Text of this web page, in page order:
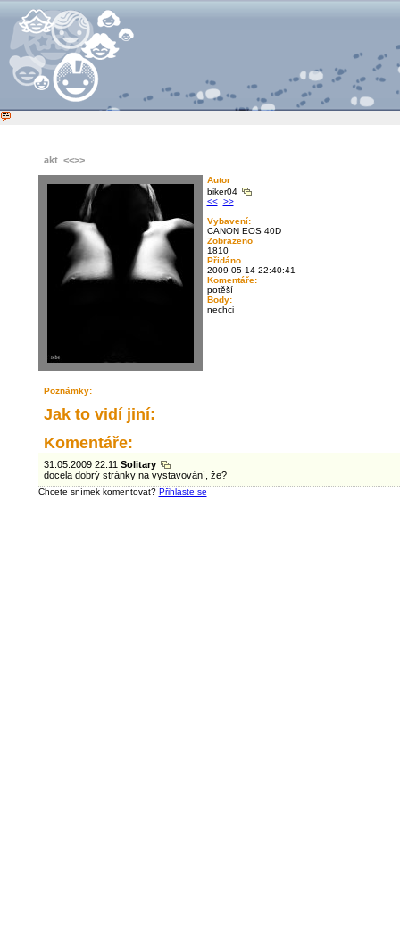
akt <<>>
Autor
biker04
<< >>
Vybavení:
CANON EOS 40D
Zobrazeno
1810
Přidáno
2009-05-14 22:40:41
Komentáře:
potěší
Body:
nechci
Poznámky:
Jak to vidí jiní:
Komentáře:
31.05.2009 22:11Solitary
docela dobrý stránky na vystavování, že?
Chcete snímek komentovat? Přihlaste se